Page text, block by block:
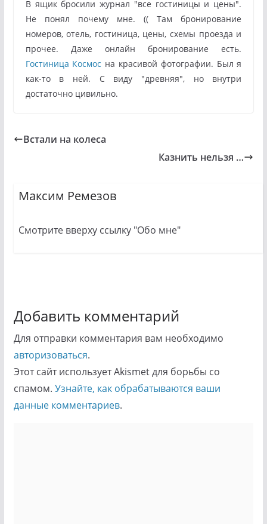
В ящик бросили журнал "все гостиницы и цены".
Не понял почему мне. (( Там бронирование
номеров, отель, гостиница, цены, схемы проезда и
прочее. Даже онлайн бронирование есть.
Гостиница Космос на красивой фотографии. Был я
как-то в ней. С виду "древняя", но внутри
достаточно цивильно.
Встали на колеса
Казнить нельзя …
Максим Ремезов
Смотрите вверху ссылку "Обо мне"
Добавить комментарий
Для отправки комментария вам необходимо
авторизоваться.
Этот сайт использует Akismet для борьбы со
спамом. Узнайте, как обрабатываются ваши
данные комментариев.